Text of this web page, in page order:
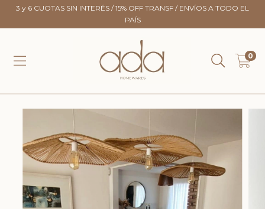
3 y 6 CUOTAS SIN INTERÉS / 15% OFF TRANSF / ENVÍOS A TODO EL
PAÍS
0